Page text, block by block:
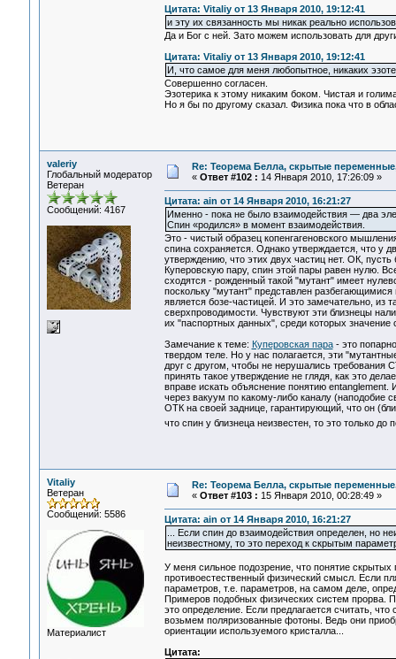
Цитата: Vitaliy от 13 Января 2010, 19:12:41
и эту их связанность мы никак реально
Да и Бог с ней. Зато можем использовать для
Цитата: Vitaliy от 13 Января 2010, 19:12:41
И, что самое для меня любопытное, никаких
Совершенно согласен.
Эзотерика к этому никаким боком. Чистая и
Но я бы по другому сказал. Физика пока что в
valeriy
Глобальный модератор
Ветеран
Сообщений: 4167
Re: Теорема Белла, скрытые
« Ответ #102 : 14 Января 2010, 17:26:09 »
Цитата: ain от 14 Января 2010, 16:21:27
Именно - пока не было взаимодействия — два
Спин «родился» в момент взаимодействия.
Это - чистый образец копенгагеновского
спина сохраняется. Однако утверждается, что у
утверждению, что этих двух частиц нет. ОК,
Куперовскую пару, спин этой пары равен нулю.
сходятся - рожденный такой "мутант" имеет
поскольку "мутант" представлен
является бозе-частицей. И это замечательно, из
сверхпроводимости. Чувствуют эти близнецы
их "паспортных данных", среди которых значение
Замечание к теме: Куперовская пара- это
твердом теле. Но у нас полагается, эти
друг с другом, чтобы не нерушались требования
принять такое утверждение не глядя, как это
вправе искать объяснение понятию
через вакуум по какому-либо каналу (наподобие
ОТК на своей заднице, гарантирующий, что он
что спин у близнеца неизвестен, то это только
Vitaliy
Ветеран
Сообщений: 5586
Материалист
Re: Теорема Белла, скрытые
« Ответ #103 : 15 Января 2010, 00:28:49 »
Цитата: ain от 14 Января 2010, 16:21:27
... Если спин до взаимодействия определен, но
неизвестному, то это переход к скрытым
У меня сильное подозрение, что понятие
противоестественный физический смысл. Если
параметров, т.е. параметров, на самом деле,
Примеров подобных физических систем прорва.
это определение. Если предлагается считать,
возьмем поляризованные фотоны. Ведь они
ориентации используемого кристалла...
Цитата: